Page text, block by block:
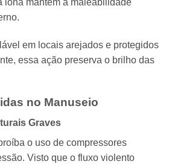
lona mantém a maleabilidade
em locais arejados e protegidos
essa ação preserva o brilho das
no Manuseio
Graves
o uso de compressores
Visto que o fluxo violento